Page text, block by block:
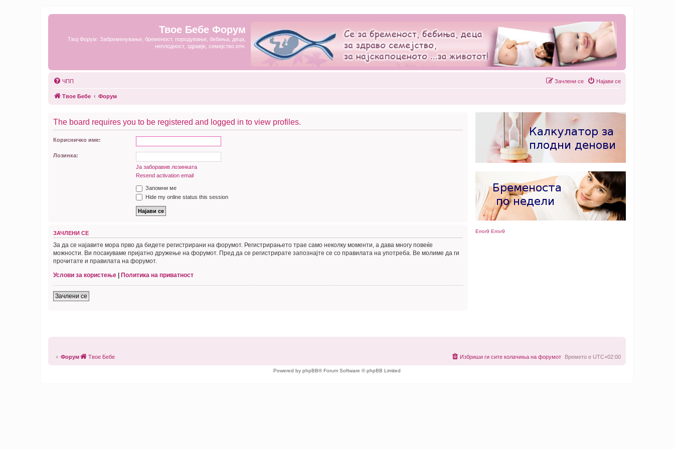
Твое Бебе Форум
Твој Форум: Забременување, бременост, породување, бебиња, деца,
неплодност, здравје, семејство итн.
ЧПП Најави се
Зачлени се
Твое Бебе Форум
The board requires you to be registered and logged in to view profiles.
Корисничко име:
Лозинка:
Ја заборавив лозинката
Resend activation email
Запомни ме
Hide my online status this session
ЗАЧЛЕНИ СЕ
За да се најавите мора прво да бидете регистрирани на форумот. Регистрирањето трае само неколку моменти, а дава многу повеќе
можности. Ви посакуваме пријатно дружење на форумот. Пред да се регистрирате запознајте се со правилата на употреба. Ве молиме да ги
прочитате и правилата на форумот.
Услови за користење | Политика на приватност
Зачлени се
Error9 Error9
Твое Бебе
Форум Времето е UTC+02:00
Избриши ги сите колачиња на форумот
Powered by phpBB® Forum Software © phpBB Limited